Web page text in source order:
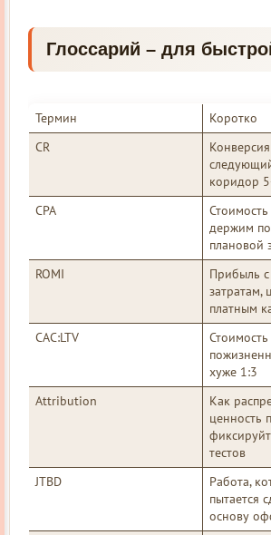
Глоссарий – для
Термин
Коротко
CR
коридор
CPA
держим
плановой
ROMI
Прибыль
затратам,
платным
CAC:LTV
хуже 1:3
Attribution
Как
ценность
тестов
JTBD
Работа,
пытается
основу